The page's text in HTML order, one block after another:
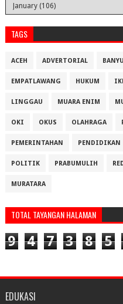
TAGS
ACEH ADVERTORIAL
EMPATLAWANG HUKUM
LINGGAU MUARA ENIM
OKI OKUS OLAHRAGA
PEMERINTAHAN PENDIDIKAN
POLITIK PRABUMULIH
MURATARA
TOTAL TAYANGAN HALAMAN
9 4 7 3 8 5
EDUKASI